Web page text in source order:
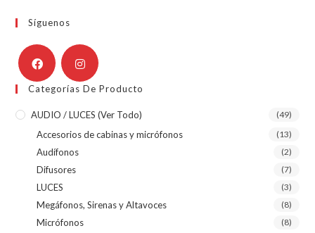
Síguenos
Categorías De Producto
AUDIO / LUCES (ver Todo) (49)
Accesorios de cabinas y micrófonos (13)
Audífonos (2)
Difusores (7)
LUCES (3)
Megáfonos, Sirenas y Altavoces (8)
Micrófonos (8)